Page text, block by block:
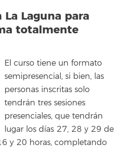
Laguna para
totalmente
El curso tiene un formato
semipresencial, si bien, las
personas inscritas solo
tendrán tres sesiones
presenciales, que tendrán
lugar los días 27, 28 y 29 de
y 20 horas, completando